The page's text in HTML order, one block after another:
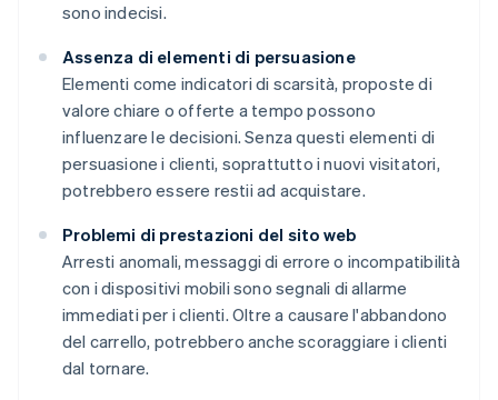
sono indecisi.
Assenza di elementi di persuasione
Elementi come indicatori di scarsità, proposte di
valore chiare o offerte a tempo possono
influenzare le decisioni. Senza questi elementi di
persuasione i clienti, soprattutto i nuovi visitatori,
potrebbero essere restii ad acquistare.
Problemi di prestazioni del sito web
Arresti anomali, messaggi di errore o incompatibilità
con i dispositivi mobili sono segnali di allarme
immediati per i clienti. Oltre a causare l'abbandono
del carrello, potrebbero anche scoraggiare i clienti
dal tornare.